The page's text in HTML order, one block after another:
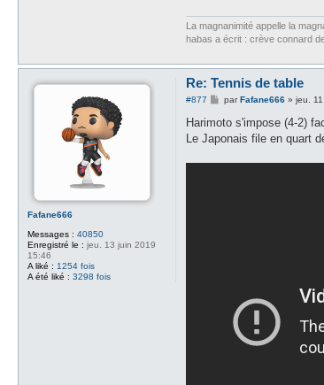
La magnanimité appelle la
habas a écrit : crève connard
Fafane666
Messages : 40850
Enregistré le : jeu. 13 juin 2019
15:46
A liké : 1254 fois
A été liké : 3298 fois
Re: Tennis de table
#877
M
s
a
e
parFafane666 »jeu.
Harimoto s'impose (4-2)
Le Japonais file en quart